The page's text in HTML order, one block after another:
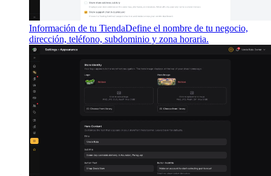
Información de tu TiendaDefine el nombre de tu negocio,
dirección, teléfono, subdominio y zona horaria.